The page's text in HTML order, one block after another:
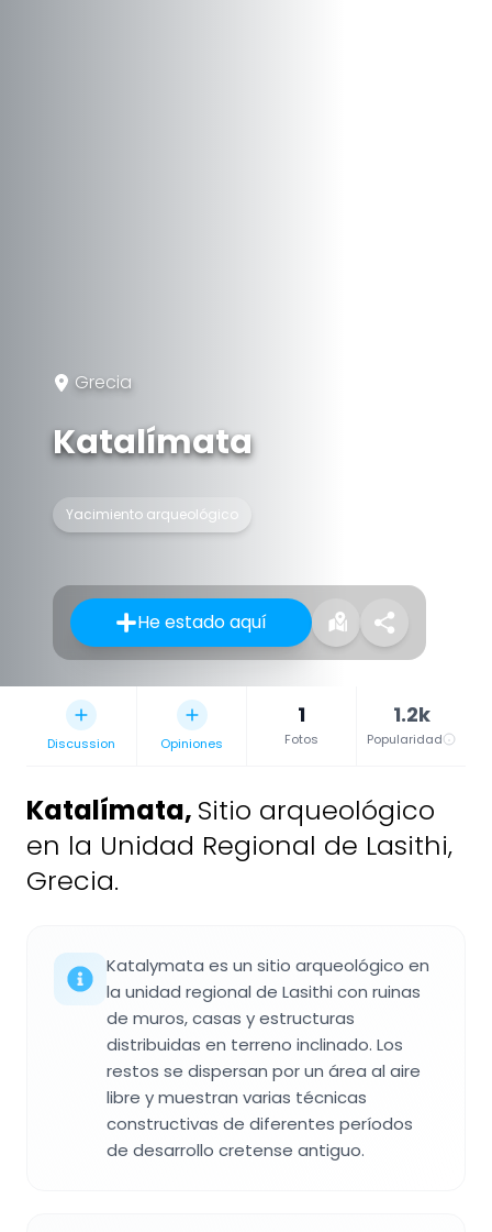
Grecia
Katalímata
Yacimiento arqueológico
He estado aquí
Discussion Opiniones
1
Fotos
1.2k
Popularidad
Katalímata, Sitio arqueológico
en la Unidad Regional de Lasithi,
Grecia.
Katalymata es un sitio arqueológico en
la unidad regional de Lasithi con ruinas
de muros, casas y estructuras
distribuidas en terreno inclinado. Los
restos se dispersan por un área al aire
libre y muestran varias técnicas
constructivas de diferentes períodos
de desarrollo cretense antiguo.